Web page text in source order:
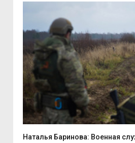
Наталья Баринова: Военная